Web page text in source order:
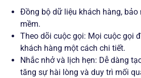
Đồng bộ dữ liệu khách hàng,
mềm.
Theo dõi cuộc gọi: Mọi cuộc gọi
khách hàng một cách chi tiết.
Nhắc nhở và lịch hẹn: Dễ dàng
tăng sự hài lòng và duy trì mối